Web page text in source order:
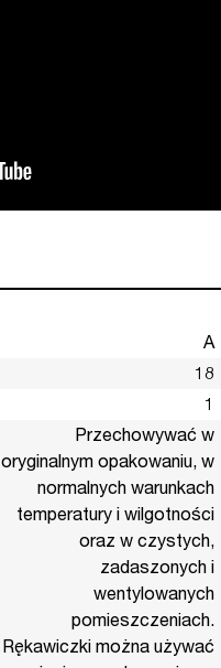
A
18
1
Przechowywać w
oryginalnym opakowaniu, w
normalnych warunkach
temperatury i wilgotności
oraz w czystych,
zadaszonych i
wentylowanych
pomieszczeniach.
Rękawiczki można używać